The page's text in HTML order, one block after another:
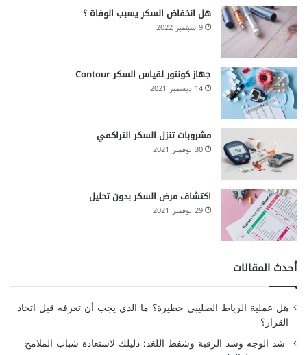
هل انخفاض السكر يسبب الوفاة ؟
9 سبتمبر 2022
جهاز كونتور لقياس السكر Contour
14 ديسمبر 2021
مشروبات تنزل السكر التراكمي
30 نوفمبر 2021
اكتشاف مرض السكر بدون تحليل
29 نوفمبر 2021
أحدث المقالات
هل عملية الرباط الصليبي خطيرة؟ ما الذي يجب أن تعرفه قبل اتخاذ
القرار؟
شد الوجه وشد الرقبة وشفط اللغد: دليلك لاستعادة شباب الملامح